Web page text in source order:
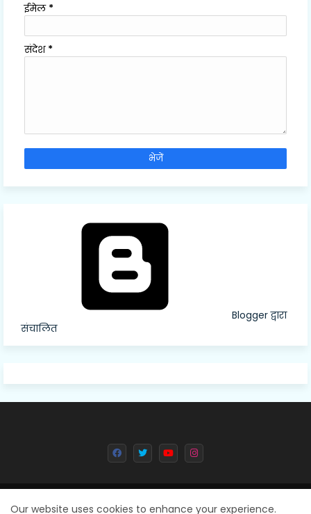
ईमेल *
संदेश *
Blogger द्वारा
संचालित
All Right Reserved Copyright © 2024 Deval Dainik || Created By
Our website uses cookies to enhance your experience.